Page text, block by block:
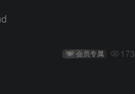
会员专属 173